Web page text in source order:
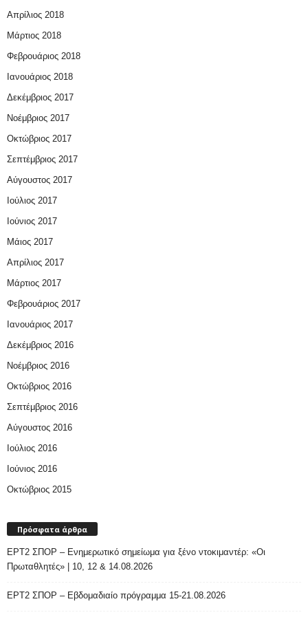
Απρίλιος 2018
Μάρτιος 2018
Φεβρουάριος 2018
Ιανουάριος 2018
Δεκέμβριος 2017
Νοέμβριος 2017
Οκτώβριος 2017
Σεπτέμβριος 2017
Αύγουστος 2017
Ιούλιος 2017
Ιούνιος 2017
Μάιος 2017
Απρίλιος 2017
Μάρτιος 2017
Φεβρουάριος 2017
Ιανουάριος 2017
Δεκέμβριος 2016
Νοέμβριος 2016
Οκτώβριος 2016
Σεπτέμβριος 2016
Αύγουστος 2016
Ιούλιος 2016
Ιούνιος 2016
Οκτώβριος 2015
Πρόσφατα άρθρα
ΕΡΤ2 ΣΠΟΡ – Ενημερωτικό σημείωμα για ξένο ντοκιμαντέρ: «Οι
Πρωταθλητές» | 10, 12 & 14.08.2026
ΕΡΤ2 ΣΠΟΡ – Εβδομαδιαίο πρόγραμμα 15-21.08.2026